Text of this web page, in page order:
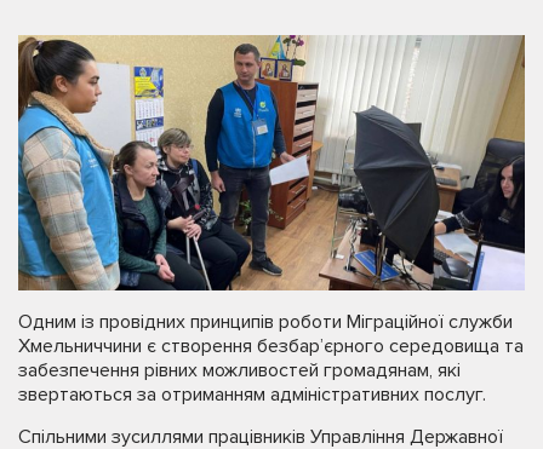
Одним із провідних принципів роботи Міграційної служби
Хмельниччини є створення безбар’єрного середовища та
забезпечення рівних можливостей громадянам, які
звертаються за отриманням адміністративних послуг.
Спільними зусиллями працівників Управління Державної